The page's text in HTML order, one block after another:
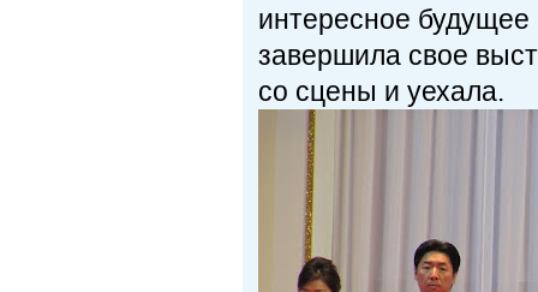
интересное
завершила свое
со сцены и уехала.